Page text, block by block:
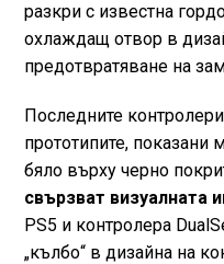
разкри с известна
охлаждащ отвор в
предотвратяване на
Последните
прототипите, показани
бяло върху черно
свързват визуалната
PS5 и контролера
„кълбо“ в дизайна на